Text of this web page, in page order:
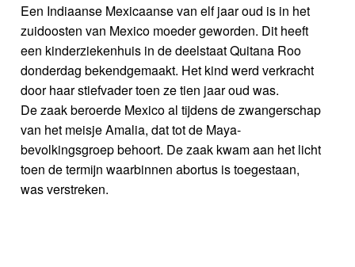
Een Indiaanse Mexicaanse van elf jaar oud is in het
zuidoosten van Mexico moeder geworden. Dit heeft
een kinderziekenhuis in de deelstaat Quitana Roo
donderdag bekendgemaakt. Het kind werd verkracht
door haar stiefvader toen ze tien jaar oud was.
De zaak beroerde Mexico al tijdens de zwangerschap
van het meisje Amalia, dat tot de Maya-
bevolkingsgroep behoort. De zaak kwam aan het licht
toen de termijn waarbinnen abortus is toegestaan,
was verstreken.